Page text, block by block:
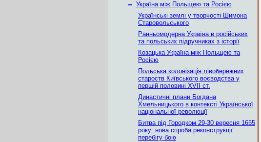
– Україна між Польщею та Росією
Українські землі у творчості Шимона
Старовольського
Ранньомодерна Україна в російських
та польських підручниках з історії
Козацька Україна між Польщею та
Росією
Польська колонізація лівобережних
староств Київського воєводства у
першій половині ХVII ст.
Династичні плани Богдана
Хмельницького в контексті Української
національної революції
Битва під Городком 29-30 вересня 1655
року: нова спроба реконструкції
перебігу бою